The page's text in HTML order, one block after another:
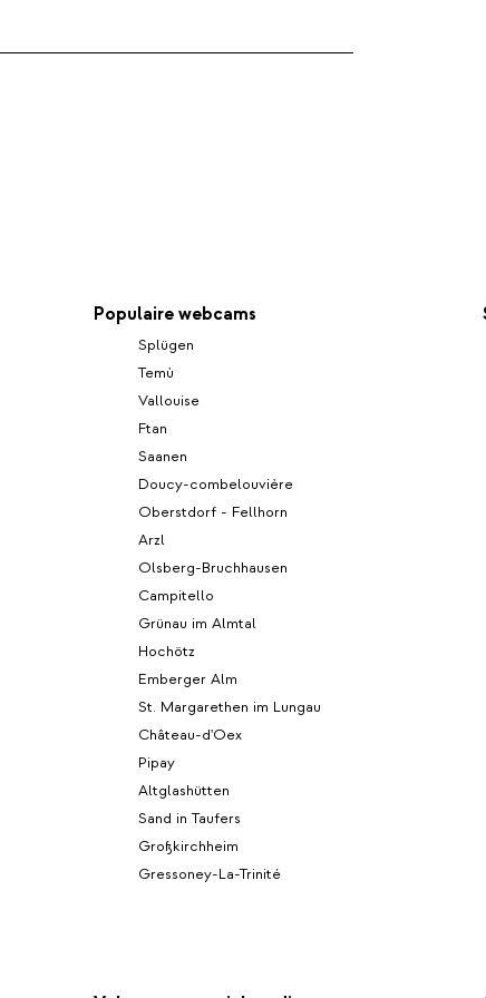
Populaire webcams
Splügen
Temù
Vallouise
Ftan
Saanen
Doucy-combelouvière
Oberstdorf - Fellhorn
Arzl
Olsberg-Bruchhausen
Campitello
Grünau im Almtal
Hochötz
Emberger Alm
St. Margarethen im Lungau
Château-d'Oex
Pipay
Altglashütten
Sand in Taufers
Großkirchheim
Gressoney-La-Trinité